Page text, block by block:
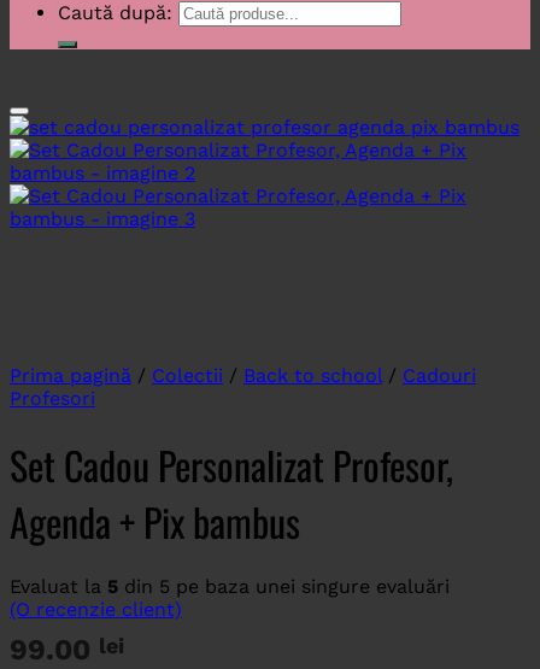
Caută după:
Prima pagină / Colectii / Back to school / Cadouri
Profesori
Set Cadou Personalizat Profesor,
Agenda + Pix bambus
Evaluat la 5 din 5 pe baza unei singure evaluări
(O recenzie client)
99.00 lei